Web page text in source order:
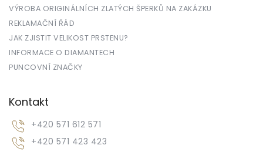
VÝROBA ORIGINÁLNÍCH ZLATÝCH ŠPERKŮ NA ZAKÁZKU
REKLAMAČNÍ ŘÁD
JAK ZJISTIT VELIKOST PRSTENU?
INFORMACE O DIAMANTECH
PUNCOVNÍ ZNAČKY
Kontakt
+420 571 612 571
+420 571 423 423